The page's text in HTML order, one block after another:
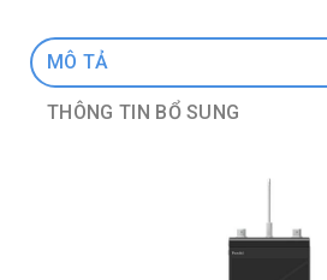
MÔ TẢ
THÔNG TIN BỔ SUNG